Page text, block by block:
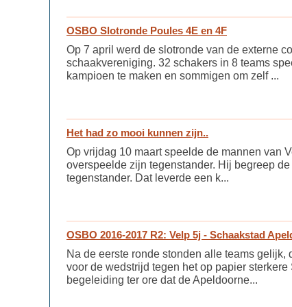
OSBO Slotronde Poules 4E en 4F
Op 7 april werd de slotronde van de externe
schaakvereniging. 32 schakers in 8 teams
kampioen te maken en sommigen om zelf ...
Het had zo mooi kunnen zijn..
Op vrijdag 10 maart speelde de mannen van
overspeelde zijn tegenstander. Hij begreep
tegenstander. Dat leverde een k...
OSBO 2016-2017 R2: Velp 5j - Schaakstad
Na de eerste ronde stonden alle teams
voor de wedstrijd tegen het op papier
begeleiding ter ore dat de Apeldoorne...